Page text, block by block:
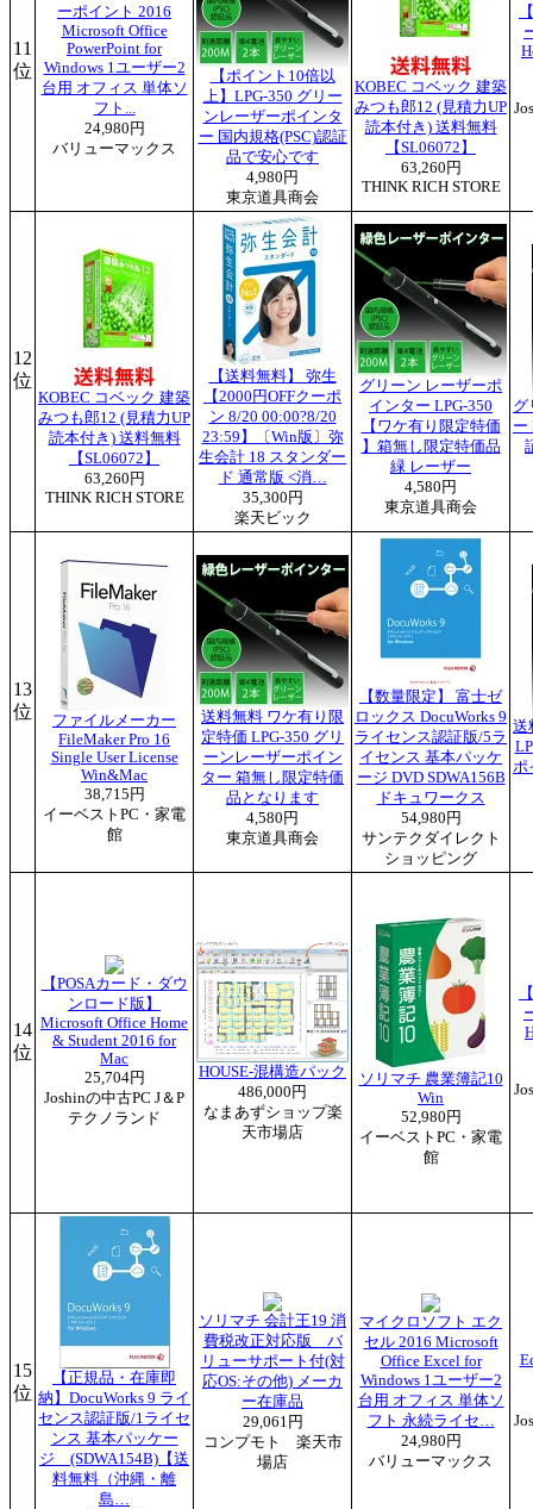
11
位
ーポイント 2016
Microsoft Office
PowerPoint for
Windows 1ユーザー2
台用 オフィス 単体ソ
フト...
24,980円
バリューマックス
【ポイント10倍以
上】LPG-350 グリー
ンレーザーポインタ
ー 国内規格(PSC)認証
品で安心です
4,980円
東京道具商会
KOBEC コベック 建築
みつも郎12 (見積力UP
読本付き) 送料無料
【SL06072】
63,260円
THINK RICH STORE
12
位
KOBEC コベック 建築
みつも郎12 (見積力UP
読本付き) 送料無料
【SL06072】
63,260円
THINK RICH STORE
【送料無料】 弥生
【2000円OFFクーポ
ン 8/20 00:00?8/20
23:59】〔Win版〕弥
生会計 18 スタンダー
ド 通常版 <消…
35,300円
楽天ビック
グリーン レーザーポ
インター LPG-350
【ワケ有り限定特価
】箱無し限定特価品
緑 レーザー
4,580円
東京道具商会
グ
ー
13
位
ファイルメーカー
FileMaker Pro 16
Single User License
Win&Mac
38,715円
イーベストPC・家電
館
送料無料 ワケ有り限
定特価 LPG-350 グリ
ーンレーザーポイン
ター 箱無し限定特価
品となります
4,580円
東京道具商会
【数量限定】 富士ゼ
ロックス DocuWorks 9
ライセンス認証版/5ラ
イセンス 基本パッケ
ージ DVD SDWA156B
ドキュワークス
54,980円
サンテクダイレクト
ショッピング
送
ポ
14
位
【POSAカード・ダウ
ンロード版】
Microsoft Office Home
& Student 2016 for
Mac
25,704円
Joshinの中古PC J＆P
テクノランド
HOUSE-混構造パック
486,000円
なまあずショップ楽
天市場店
ソリマチ 農業簿記10
Win
52,980円
イーベストPC・家電
館
15
位
【正規品・在庫即
納】DocuWorks 9 ライ
センス認証版/1ライセ
ンス 基本パッケー
ジ (SDWA154B)【送
料無料（沖縄・離
島…
ソリマチ 会計王19 消
費税改正対応版 バ
リューサポート付(対
応OS:その他) メーカ
ー在庫品
29,061円
コンプモト 楽天市
場店
マイクロソフト エク
セル 2016 Microsoft
Office Excel for
Windows 1ユーザー2
台用 オフィス 単体ソ
フト 永続ライセ…
24,980円
バリューマックス